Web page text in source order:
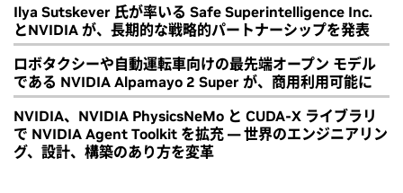
Ilya Sutskever 氏が率いる Safe Superintelligence Inc.
とNVIDIA が、長期的な戦略的パートナーシップを発表
ロボタクシーや自動運転車向けの最先端オープン モデル
である NVIDIA Alpamayo 2 Super が、商用利用可能に
NVIDIA、NVIDIA PhysicsNeMo と CUDA-X ライブラリ
で NVIDIA Agent Toolkit を拡充 ― 世界のエンジニアリン
グ、設計、構築のあり方を変革